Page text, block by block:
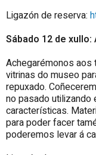
Ligazón de reserva:
Sábado 12 de xullo:
Achegarémonos
vitrinas do museo
repuxado.
no pasado
características.
para poder facer
poderemos levar á